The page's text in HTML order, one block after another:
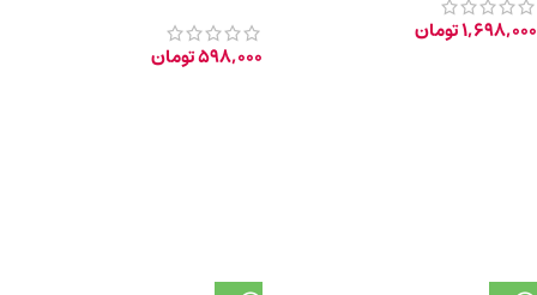
1,698,000تومان
598,000تومان